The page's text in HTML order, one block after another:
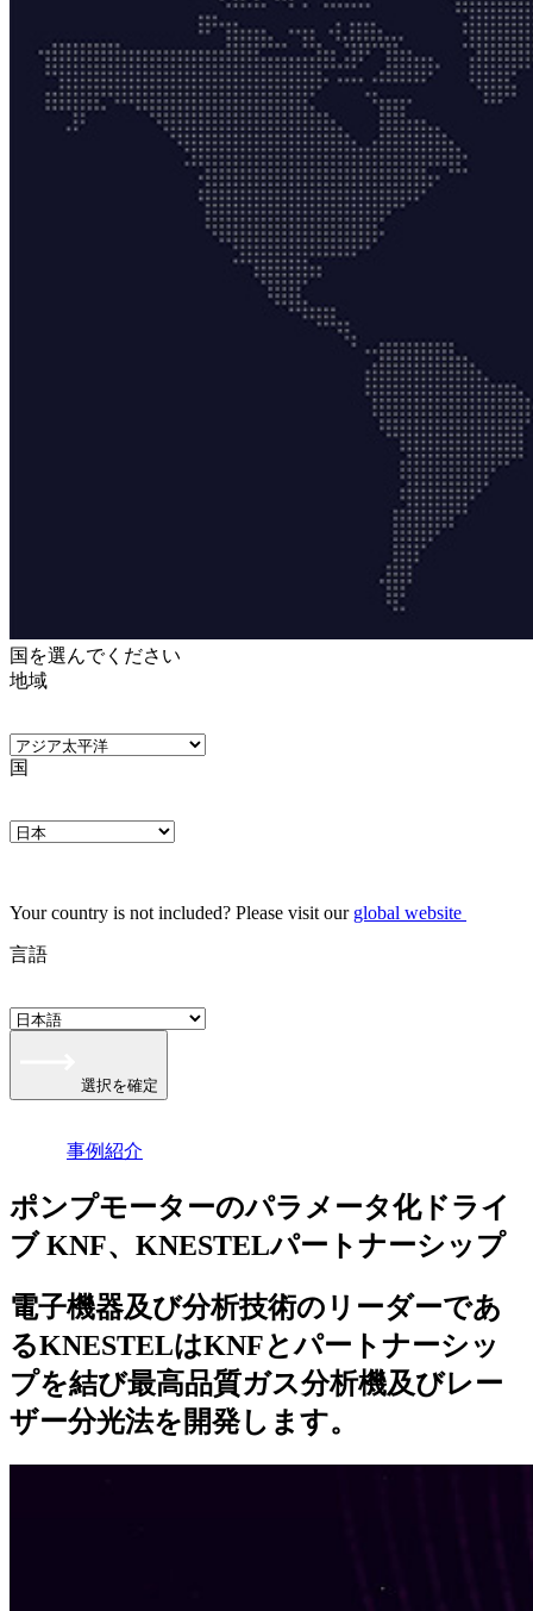
国を選んでください
地域
国
Your country is not included? Please visit our global website
言語
選択を確定
事例紹介
ポンプモーターのパラメータ化ドライ
ブ KNF、KNESTELパートナーシップ
電子機器及び分析技術のリーダーであ
るKNESTELはKNFとパートナーシッ
プを結び最高品質ガス分析機及びレー
ザー分光法を開発します。